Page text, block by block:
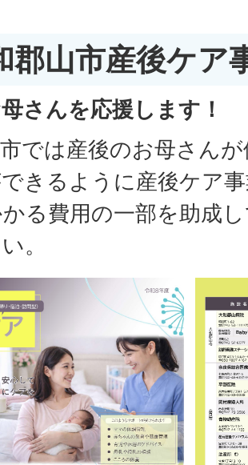
郡山市産後ケア
さんを応援します！
では産後のお母さん
きるように産後ケア
る費用の一部を助成
。